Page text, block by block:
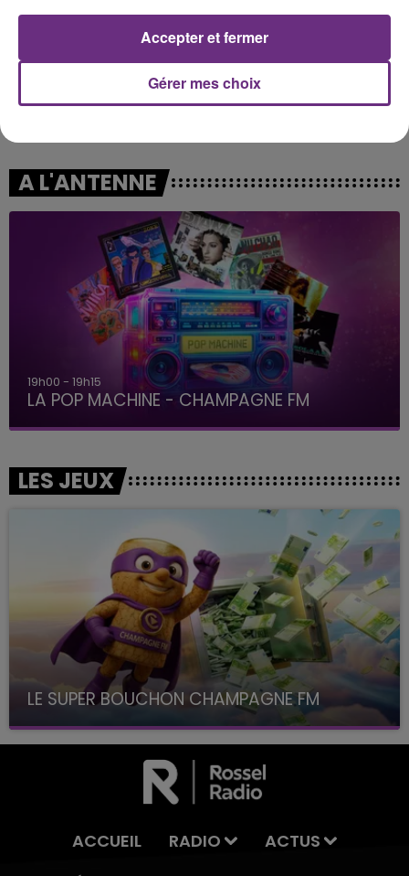
I Don't Want To Miss A
Mr Know It All
A L'ANTENNE
19h00 - 19h15
LA POP MACHINE - CHAMPAGNE FM
LES JEUX
LE SUPER BOUCHON CHAMPAGNE FM
avec La Famille Champagne FM, à 8H10
ACCUEIL RADIO
ACTUS
Gérer mes choix
Accepter et fermer